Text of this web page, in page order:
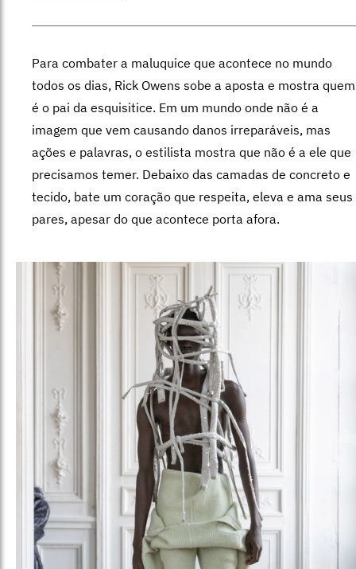
Para combater a maluquice que acontece no mundo
todos os dias, Rick Owens sobe a aposta e mostra quem
é o pai da esquisitice. Em um mundo onde não é a
imagem que vem causando danos irreparáveis, mas
ações e palavras, o estilista mostra que não é a ele que
precisamos temer. Debaixo das camadas de concreto e
tecido, bate um coração que respeita, eleva e ama seus
pares, apesar do que acontece porta afora.